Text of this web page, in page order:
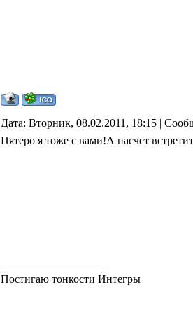
Дата: Вторник, 08.02.2011, 18:15 |
Пятеро я тоже с вами!А насчет
Постигаю тонкости Интегры